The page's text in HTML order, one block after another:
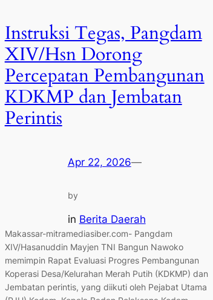
Instruksi Tegas, Pangdam
XIV/Hsn Dorong
Percepatan Pembangunan
KDKMP dan Jembatan
Perintis
Apr 22, 2026—
by
in Berita Daerah
Makassar-mitramediasiber.com- Pangdam
XIV/Hasanuddin Mayjen TNI Bangun Nawoko
memimpin Rapat Evaluasi Progres Pembangunan
Koperasi Desa/Kelurahan Merah Putih (KDKMP) dan
Jembatan perintis, yang diikuti oleh Pejabat Utama